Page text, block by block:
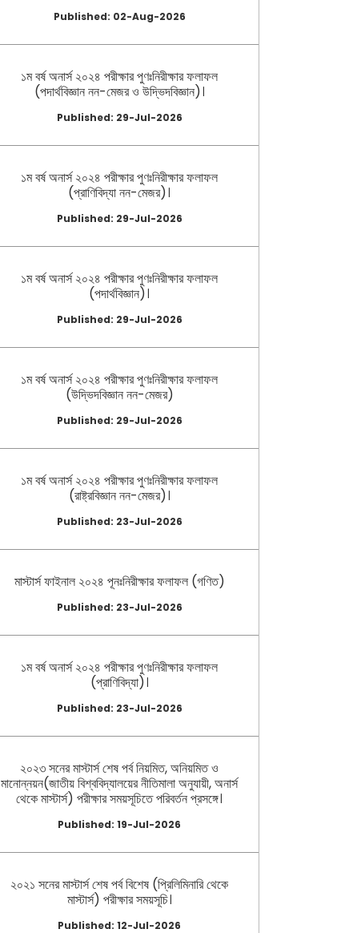
Published: 02-Aug-2026
১ম বর্ষ অনার্স ২০২৪ পরীক্ষার পুণঃনিরীক্ষার ফলাফল
(পদার্থবিজ্ঞান নন-মেজর ও উদ্ভিদবিজ্ঞান)।
Published: 29-Jul-2026
১ম বর্ষ অনার্স ২০২৪ পরীক্ষার পুণঃনিরীক্ষার ফলাফল
(প্রাণিবিদ্যা নন-মেজর)।
Published: 29-Jul-2026
১ম বর্ষ অনার্স ২০২৪ পরীক্ষার পুণঃনিরীক্ষার ফলাফল
(পদার্থবিজ্ঞান)।
Published: 29-Jul-2026
১ম বর্ষ অনার্স ২০২৪ পরীক্ষার পুণঃনিরীক্ষার ফলাফল
(উদ্ভিদবিজ্ঞান নন-মেজর)
Published: 29-Jul-2026
১ম বর্ষ অনার্স ২০২৪ পরীক্ষার পুণঃনিরীক্ষার ফলাফল
(রাষ্ট্রবিজ্ঞান নন-মেজর)।
Published: 23-Jul-2026
মাস্টার্স ফাইনাল ২০২৪ পূনঃনিরীক্ষার ফলাফল (গণিত)
Published: 23-Jul-2026
১ম বর্ষ অনার্স ২০২৪ পরীক্ষার পুণঃনিরীক্ষার ফলাফল
(প্রাণিবিদ্যা)।
Published: 23-Jul-2026
২০২৩ সনের মাস্টার্স শেষ পর্ব নিয়মিত, অনিয়মিত ও
মানোন্নয়ন(জাতীয় বিশ্ববিদ্যালয়ের নীতিমালা অনুযায়ী, অনার্স
থেকে মাস্টার্স) পরীক্ষার সময়সূচিতে পরিবর্তন প্রসঙ্গে।
Published: 19-Jul-2026
২০২১ সনের মাস্টার্স শেষ পর্ব বিশেষ (প্রিলিমিনারি থেকে
মাস্টার্স) পরীক্ষার সময়সূচি।
Published: 12-Jul-2026